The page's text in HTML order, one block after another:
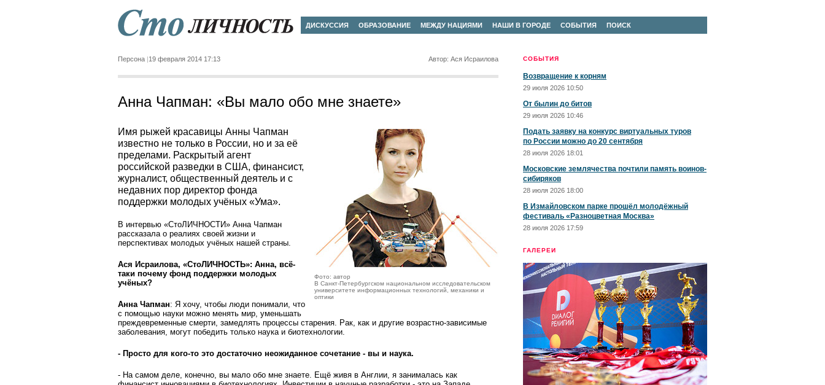
ДИСКУССИЯ ОБРАЗОВАНИЕ МЕЖДУ НАЦИЯМИ НАШИ В ГОРОДЕ СОБЫТИЯ ПОИСК
СОБЫТИЯ
Возвращение к корням
29 июля 2026 10:50
От былин до битов
29 июля 2026 10:46
Подать заявку на конкурс виртуальных туров
по России можно до 20 сентября
28 июля 2026 18:01
Московские землячества почтили память воинов-
сибиряков
28 июля 2026 18:00
В Измайловском парке прошёл молодёжный
фестиваль «Разноцветная Москва»
28 июля 2026 17:59
ГАЛЕРЕИ
Персона 19 февраля 2014 17:13 Автор: Ася Исраилова
Анна Чапман: «Вы мало обо мне знаете»
Фото: автор
В Санкт-Петербургском национальном исследовательском
университете информационных технологий, механики и
оптики
Имя рыжей красавицы Анны Чапман
известно не только в России, но и за её
пределами. Раскрытый агент
российской разведки в США, финансист,
журналист, общественный деятель и с
недавних пор директор фонда
поддержки молодых учёных «Ума».
В интервью «СтоЛИЧНОСТИ» Анна Чапман
рассказала о реалиях своей жизни и
перспективах молодых учёных нашей страны.
Ася Исраилова, «СтоЛИЧНОСТЬ»: Анна, всё-
таки почему фонд поддержки молодых
учёных?
Анна Чапман: Я хочу, чтобы люди понимали, что
с помощью науки можно менять мир, уменьшать
преждевременные смерти, замедлять процессы старения. Рак, как и другие возрастно-зависимые
заболевания, могут победить только наука и биотехнологии.
- Просто для кого-то это достаточно неожиданное сочетание - вы и наука.
- На самом деле, конечно, вы мало обо мне знаете. Ещё живя в Англии, я занималась как